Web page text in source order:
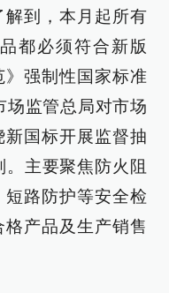
到，本月起所有
都必须符合新版
》强制性国家标准
场监管总局对市场
新国标开展监督抽
主要聚焦防火阻
路防护等安全检
产品及生产销售